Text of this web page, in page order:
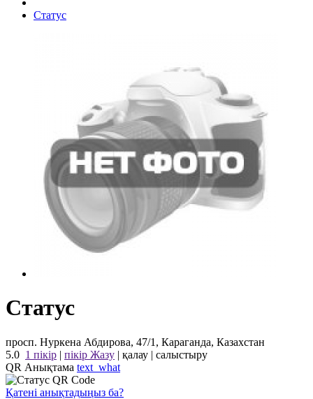
Статус
Статус
просп. Нуркена Абдирова, 47/1, Караганда, Казахстан
5.0 1 пікір | пікір Жазу | қалау | салыстыру
QR Анықтама text_what
Қатені анықтадыңыз ба?